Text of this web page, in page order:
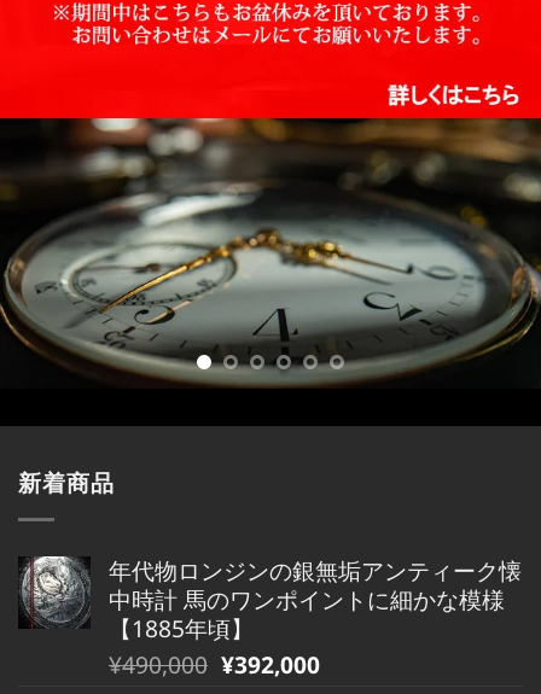
新着商品
年代物ロンジンの銀無垢アンティーク懐
中時計 馬のワンポイントに細かな模様
【1885年頃】
元
¥490,000 現
¥392,000